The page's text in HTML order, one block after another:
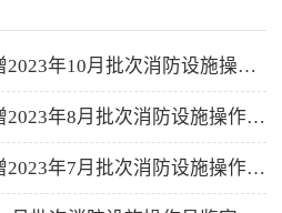
河南消防鉴定站关于续增2023年10月批次消防设施操作员鉴定考试名额的公告
河南消防鉴定站关于续增2023年8月批次消防设施操作员鉴定考试名额的公告
河南消防鉴定站关于续增2023年7月批次消防设施操作员鉴定考试名额的公告